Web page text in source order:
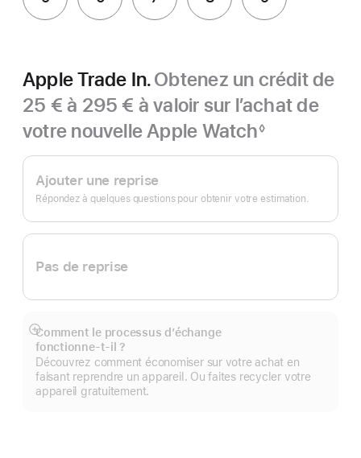
Apple Trade In.Obtenez un crédit de
25 € à 295 € à valoir sur l’achat de
votre nouvelle Apple Watch
de
page
◊
Apple
Trade In.
Ajouter une reprise
Répondez à quelques questions pour obtenir votre estimation.
Pas de reprise
Comment le processus d’échange
fonctionne‑t‑il ?
Découvrez comment économiser sur votre achat en
faisant reprendre un appareil. Ou faites recycler votre
appareil gratuitement.
Afficher
plus